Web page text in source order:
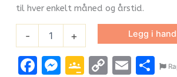
til hver enkelt måned og årstid.
- + Legg i
Facebook
Messenger
Google
Copy